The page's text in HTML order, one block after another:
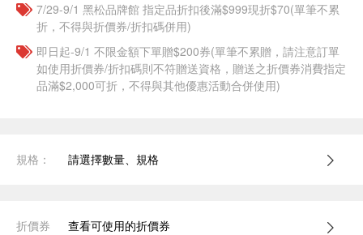
7/29-9/1 黑松品牌館 指定品折扣後滿$999現折$70(單筆不累
折，不得與折價券/折扣碼併用)
即日起-9/1 不限金額下單贈$200券(單筆不累贈，請注意訂單
如使用折價券/折扣碼則不符贈送資格，贈送之折價券消費指定
品滿$2,000可折，不得與其他優惠活動合併使用)
規格： 請選擇數量、規格
折價券 查看可使用的折價券